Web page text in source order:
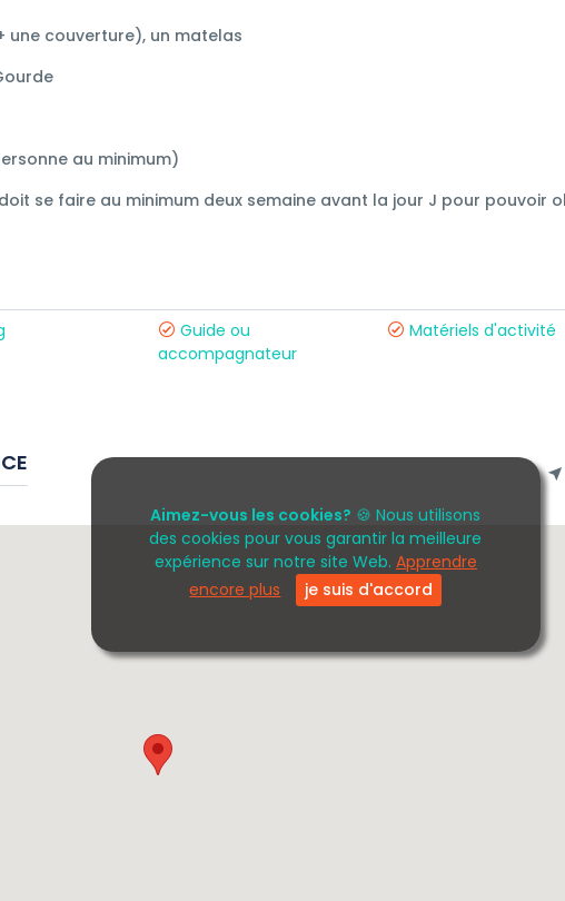
Aimez-vous les cookies? 🍪 Nous utilisons
des cookies pour vous garantir la meilleure
expérience sur notre site Web. Apprendre
encore plus
je suis d'accord
une couverture), un matelas
au minimum)
se faire au minimum deux semaine avant la jour J pour pouvoir
Guide ou
accompagnateur
Matériels d'activité